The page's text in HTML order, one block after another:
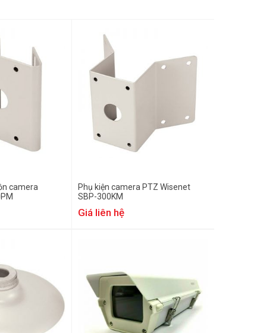
camera
Phụ kiện camera PTZ Wisenet
SBP-300KM
Giá liên hệ